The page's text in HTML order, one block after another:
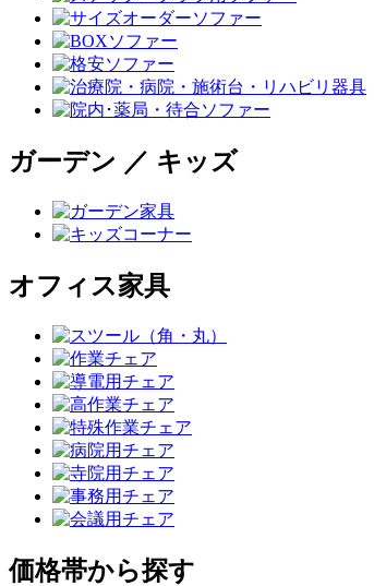
ガーデン ／ キッズ
オフィス家具
価格帯から探す